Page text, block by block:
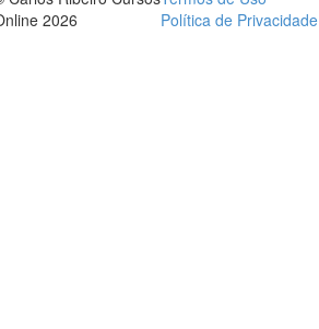
2026
Política de Privacidade